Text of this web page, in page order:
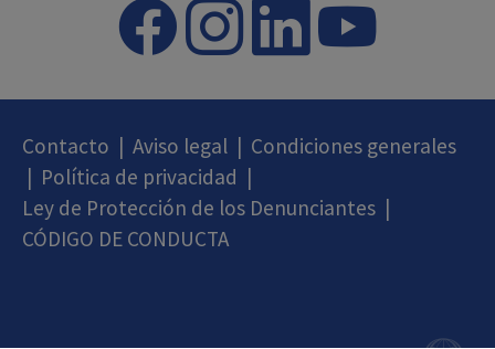
Contacto Aviso legal
Condiciones generales
Política de privacidad
Ley de Protección de los Denunciantes
CÓDIGO DE CONDUCTA